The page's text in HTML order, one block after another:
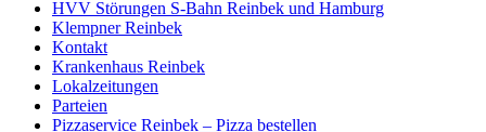
HVV Störungen S-Bahn Reinbek und Hamburg
Klempner Reinbek
Kontakt
Krankenhaus Reinbek
Lokalzeitungen
Parteien
Pizzaservice Reinbek – Pizza bestellen